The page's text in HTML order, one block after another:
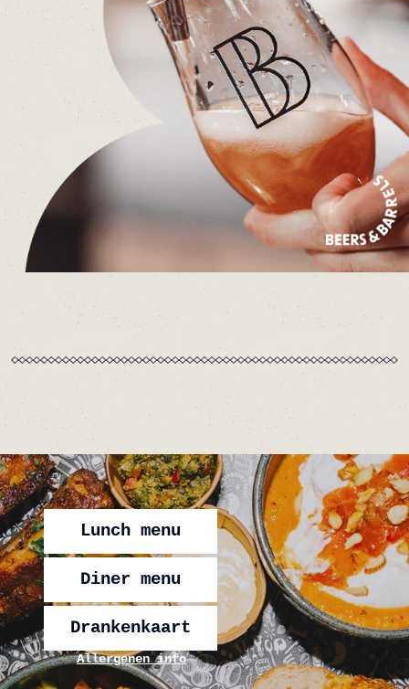
Lunch menu
Diner menu
Drankenkaart
Allergenen info